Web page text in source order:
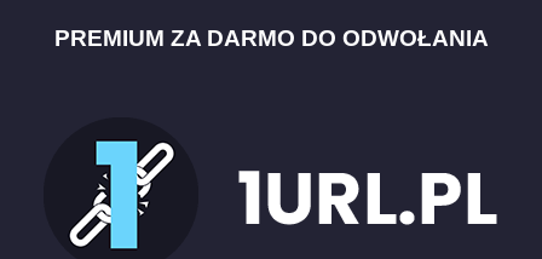
PREMIUM ZA DARMO DO ODWOŁANIA